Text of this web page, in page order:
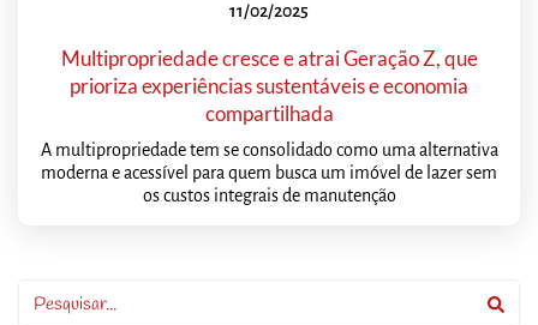
11/02/2025
Multipropriedade cresce e atrai Geração Z, que
prioriza experiências sustentáveis e economia
compartilhada
A multipropriedade tem se consolidado como uma alternativa
moderna e acessível para quem busca um imóvel de lazer sem
os custos integrais de manutenção